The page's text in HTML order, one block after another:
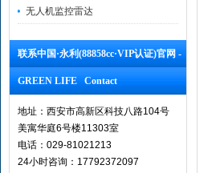
无人机监控雷达
联系中国·永利(88858cc·VIP认证)官网 -
GREEN LIFE Contact
地址：西安市高新区科技八路104号
美寓华庭6号楼11303室
电话：029-81021213
24小时咨询：17792372097